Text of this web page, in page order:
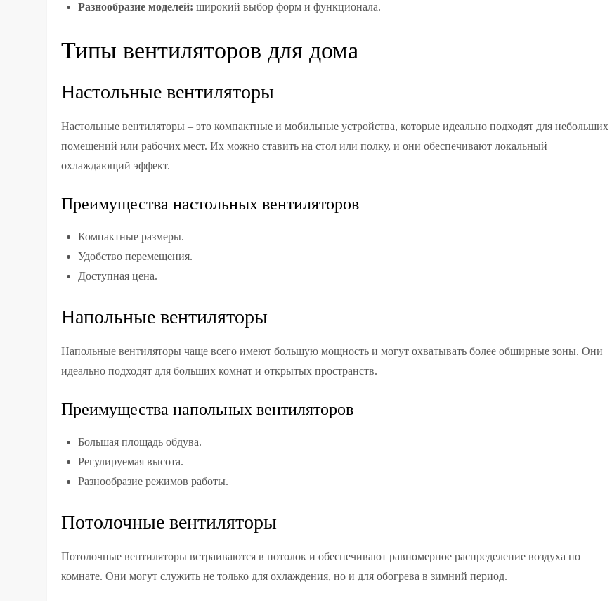
Разнообразие моделей: широкий выбор форм и функционала.
Типы вентиляторов для дома
Настольные вентиляторы
Настольные вентиляторы – это компактные и мобильные устройства, которые идеально подходят для небольших
помещений или рабочих мест. Их можно ставить на стол или полку, и они обеспечивают локальный
охлаждающий эффект.
Преимущества настольных вентиляторов
Компактные размеры.
Удобство перемещения.
Доступная цена.
Напольные вентиляторы
Напольные вентиляторы чаще всего имеют большую мощность и могут охватывать более обширные зоны. Они
идеально подходят для больших комнат и открытых пространств.
Преимущества напольных вентиляторов
Большая площадь обдува.
Регулируемая высота.
Разнообразие режимов работы.
Потолочные вентиляторы
Потолочные вентиляторы встраиваются в потолок и обеспечивают равномерное распределение воздуха по
комнате. Они могут служить не только для охлаждения, но и для обогрева в зимний период.